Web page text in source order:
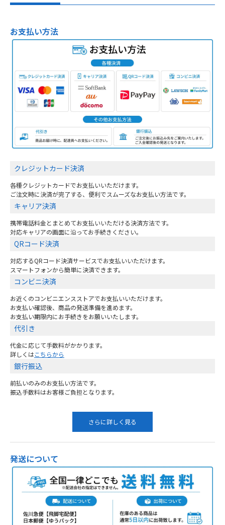
お支払い方法
クレジットカード決済
各種クレジットカードでお支払いいただけます。
ご注文時に決済が完了する、便利でスムーズなお支払い方法です。
キャリア決済
携帯電話料金とまとめてお支払いいただける決済方法です。
対応キャリアの画面に沿ってお手続きください。
QRコード決済
対応するQRコード決済サービスでお支払いいただけます。
スマートフォンから簡単に決済できます。
コンビニ決済
お近くのコンビニエンスストアでお支払いいただけます。
お支払い確認後、商品の発送準備を進めます。
お支払い期限内にお手続きをお願いいたします。
代引き
代金に応じて手数料がかかります。
詳しくはこちらから
銀行振込
前払いのみのお支払い方法です。
振込手数料はお客様ご負担となります。
さらに詳しく見る
発送について